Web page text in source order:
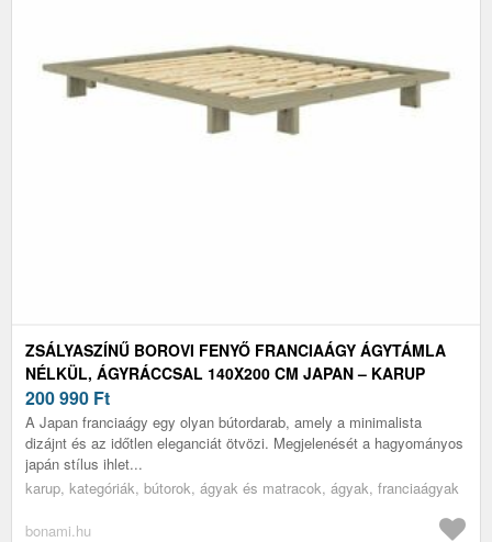
ZSÁLYASZÍNŰ BOROVI FENYŐ FRANCIAÁGY ÁGYTÁMLA
NÉLKÜL, ÁGYRÁCCSAL 140X200 CM JAPAN – KARUP
DESIGN
200 990 Ft
A Japan franciaágy egy olyan bútordarab, amely a minimalista
dizájnt és az időtlen eleganciát ötvözi. Megjelenését a hagyományos
japán stílus ihlet...
karup, kategóriák, bútorok, ágyak és matracok, ágyak, franciaágyak
bonami.hu